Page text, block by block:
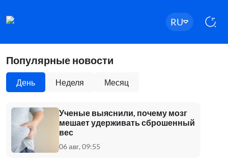
RU
Популярные новости
День Неделя Месяц
Ученые выяснили, почему мозг
мешает удерживать сброшенный
вес
06 авг, 09:55